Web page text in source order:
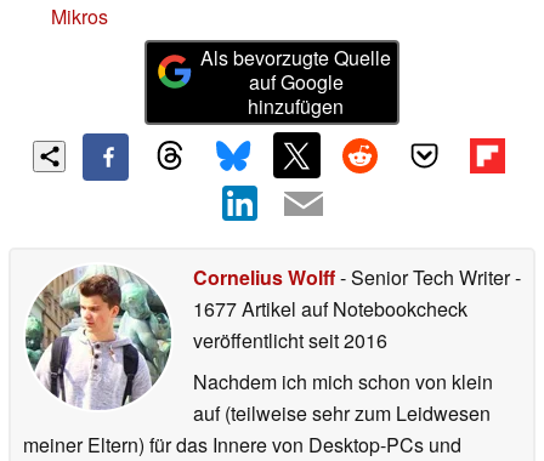
Mikros
Als bevorzugte Quelle
auf Google
hinzufügen
Cornelius Wolff- Senior Tech Writer-
1677 Artikel auf Notebookcheck
veröffentlichtseit 2016
Nachdem ich mich schon von klein
auf (teilweise sehr zum Leidwesen
meiner Eltern) für das Innere von Desktop-PCs und